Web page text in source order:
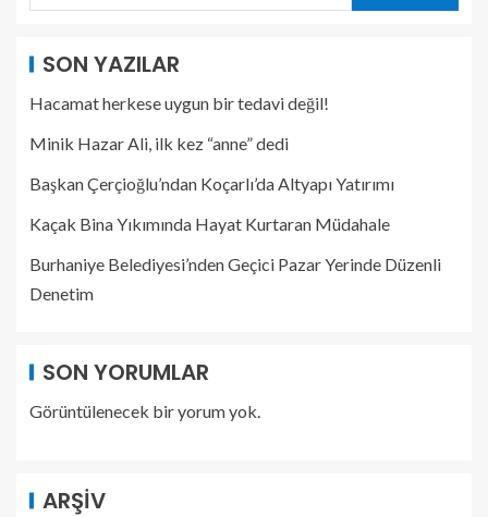
SON YAZILAR
Hacamat herkese uygun bir tedavi değil!
Minik Hazar Ali, ilk kez “anne” dedi
Başkan Çerçioğlu’ndan Koçarlı’da Altyapı Yatırımı
Kaçak Bina Yıkımında Hayat Kurtaran Müdahale
Burhaniye Belediyesi’nden Geçici Pazar Yerinde Düzenli
Denetim
SON YORUMLAR
Görüntülenecek bir yorum yok.
ARŞIV